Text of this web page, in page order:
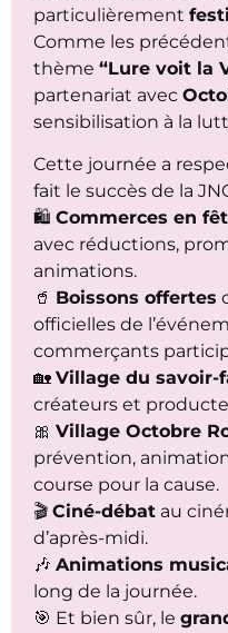
particulièrement
Comme les
thème “Lure voit la
partenariat avec
sensibilisation à la
Cette journée a
fait le succès de la
🛍️ Commerces en
avec réductions,
animations.
🥤 Boissons offertes
officielles de
commerçants
🏡 Village du savoir-
créateurs et
🎀 Village Octobre
prévention,
course pour la cause.
🎬 Ciné-débat au
d’après-midi.
🎶 Animations
long de la journée.
🎯 Et bien sûr, le